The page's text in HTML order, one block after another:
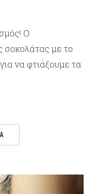
Ο
σοκολάτας με το
να φτιάξουμε τα